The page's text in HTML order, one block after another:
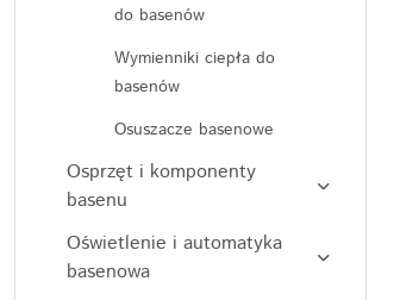
do basenów
Wymienniki ciepła do
basenów
Osuszacze basenowe
Osprzęt i komponenty
basenu
Oświetlenie i automatyka
basenowa